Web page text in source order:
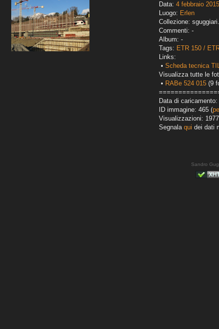
Data: 4 febbraio 2015
Luogo: Erlen
Collezione:
Commenti: -
Album: -
Tags: ETR 150 /
Links:
• Scheda tecnica
Visualizza tutte le
• RABe 524 015 (9
Data di caricamento:
ID immagine: 465 (
Visualizzazioni: 1977
Segnala qui dei dati
Sandro